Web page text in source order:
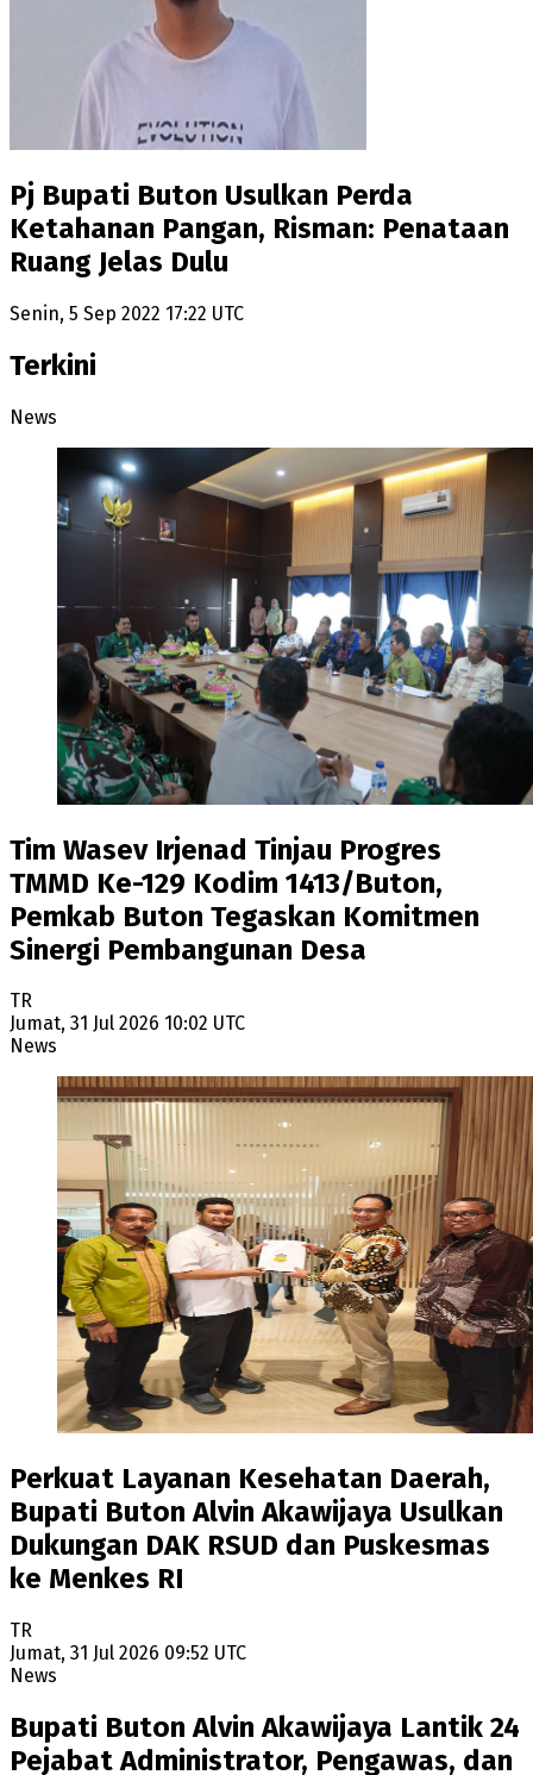
Pj Bupati Buton Usulkan Perda
Ketahanan Pangan, Risman: Penataan
Ruang Jelas Dulu
Senin, 5 Sep 2022 17:22 UTC
Terkini
News
Tim Wasev Irjenad Tinjau Progres
TMMD Ke-129 Kodim 1413/Buton,
Pemkab Buton Tegaskan Komitmen
Sinergi Pembangunan Desa
TR
Jumat, 31 Jul 2026 10:02 UTC
News
Perkuat Layanan Kesehatan Daerah,
Bupati Buton Alvin Akawijaya Usulkan
Dukungan DAK RSUD dan Puskesmas
ke Menkes RI
TR
Jumat, 31 Jul 2026 09:52 UTC
News
Bupati Buton Alvin Akawijaya Lantik 24
Pejabat Administrator, Pengawas, dan